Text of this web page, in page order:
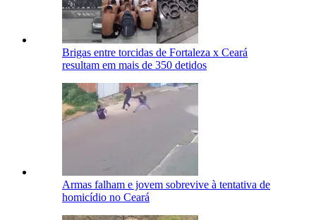
Brigas entre torcidas de Fortaleza x Ceará
resultam em mais de 350 detidos
Armas falham e jovem sobrevive à tentativa de
homicídio no Ceará